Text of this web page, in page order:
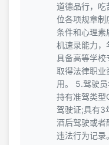
道德品行，吃
位各项规章制
条件和心理素
机速录能力
具备高等学校
取得法律职业
用。 5.驾驶
持有准驾类型
驾驶证;具有3
酒后驾驶或者
违法行为记录